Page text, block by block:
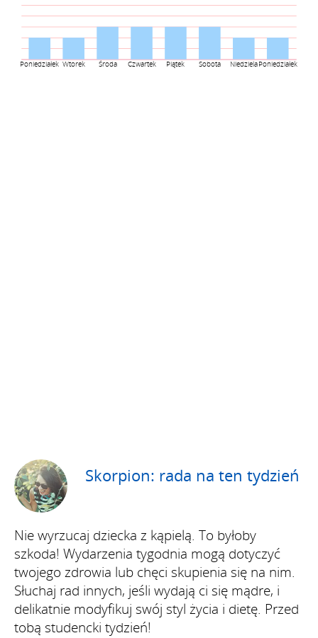
Poniedziałek Wtorek Środa Czwartek Piątek Sobota NiedzielaPoniedziałek
Skorpion: rada na ten tydzień
Nie wyrzucaj dziecka z kąpielą. To byłoby
szkoda! Wydarzenia tygodnia mogą dotyczyć
twojego zdrowia lub chęci skupienia się na nim.
Słuchaj rad innych, jeśli wydają ci się mądre, i
delikatnie modyfikuj swój styl życia i dietę. Przed
tobą studencki tydzień!